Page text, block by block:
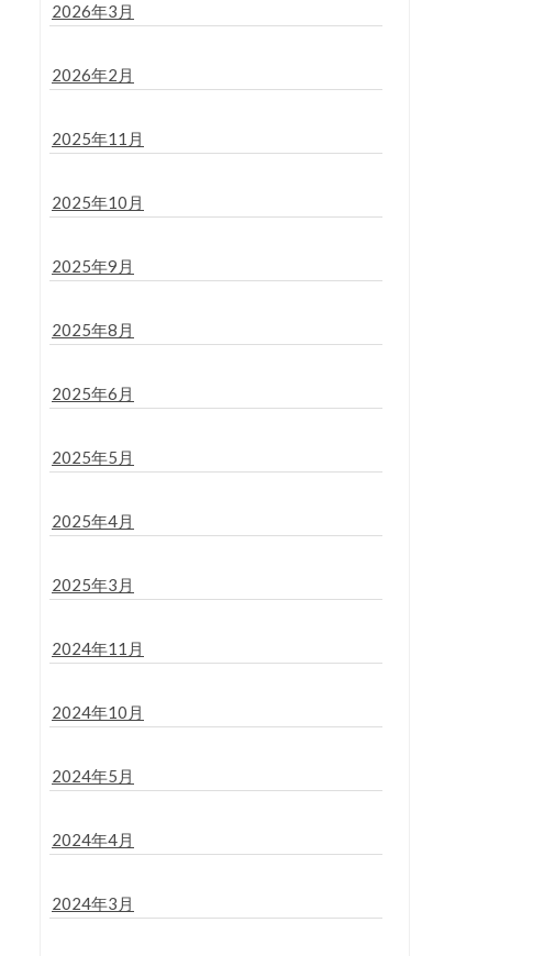
2026年3月
2026年2月
2025年11月
2025年10月
2025年9月
2025年8月
2025年6月
2025年5月
2025年4月
2025年3月
2024年11月
2024年10月
2024年5月
2024年4月
2024年3月